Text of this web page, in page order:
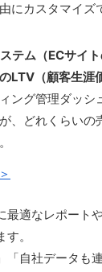
にカスタマイズ
テム（ECサイ
LTV（顧客生涯
ング管理ダッシ
、どれくらいの
最適なレポート
。
「自社データも